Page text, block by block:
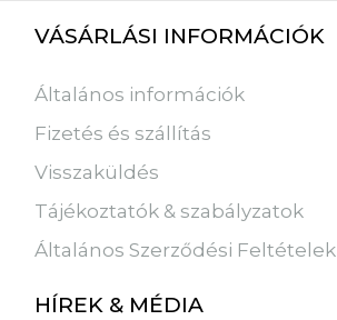
VÁSÁRLÁSI INFORMÁCIÓK
Általános információk
Fizetés és szállítás
Visszaküldés
Tájékoztatók & szabályzatok
Általános Szerződési Feltételek
HÍREK & MÉDIA